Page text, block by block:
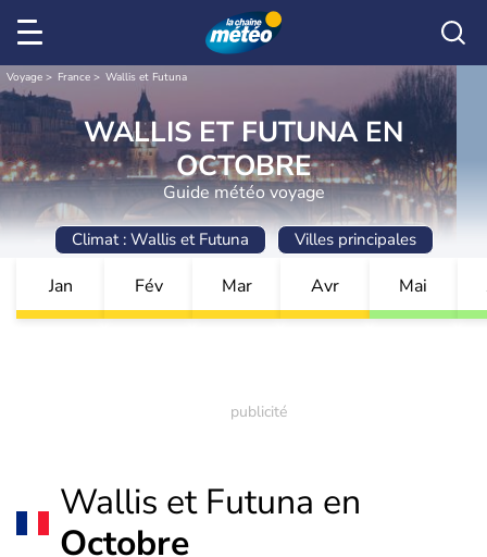
Voyage France Wallis et Futuna
WALLIS ET FUTUNA EN
OCTOBRE
Guide météo voyage
Climat : Wallis et Futuna Villes principales
Jan Fév Mar Avr Mai
Wallis et Futuna en
Octobre